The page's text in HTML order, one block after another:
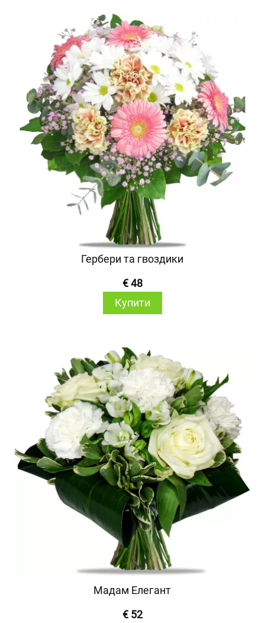
Гербери та гвоздики
€ 48
Купити
Мадам Елегант
€ 52